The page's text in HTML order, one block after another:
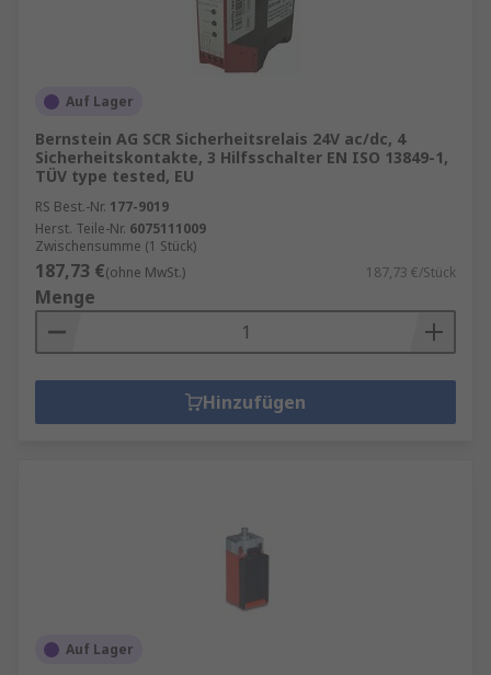
Auf Lager
Bernstein AG SCR Sicherheitsrelais 24V ac/dc, 4
Sicherheitskontakte, 3 Hilfsschalter EN ISO 13849-1,
TÜV type tested, EU
RS Best.-Nr. 177-9019
Herst. Teile-Nr. 6075111009
Zwischensumme (1 Stück)
187,73 €(ohne MwSt.) 187,73 €/Stück
Menge
Hinzufügen
Auf Lager